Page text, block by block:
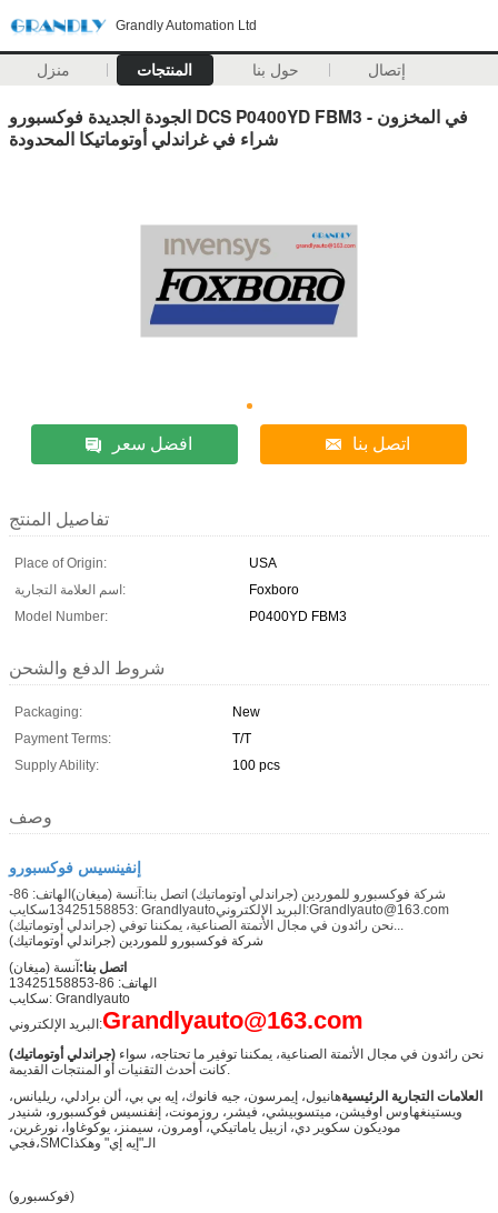
Grandly Automation Ltd
منزل المنتجات حول بنا إتصال
الجودة الجديدة فوكسبورو DCS P0400YD FBM3 في المخزون -
شراء في غراندلي أوتوماتيكا المحدودة
افضل سعر اتصل بنا
تفاصيل المنتج
Place of Origin:
USA
اسم العلامة التجارية:
Foxboro
Model Number:
P0400YD FBM3
شروط الدفع والشحن
Packaging:
New
Payment Terms:
T/T
Supply Ability:
100 pcs
وصف
إنفينسيس فوكسبورو
شركة فوكسبورو للموردين (جراندلي أوتوماتيك) اتصل بنا:آنسة (ميغان)الهاتف: 86-
13425158853سكايب: Grandlyautoالبريد الإلكتروني:Grandlyauto@163.com
(جراندلي أوتوماتيك) نحن رائدون في مجال الأتمتة الصناعية، يمكننا توفي...
شركة فوكسبورو للموردين (جراندلي أوتوماتيك)
اتصل بنا:آنسة (ميغان)
الهاتف: 86-13425158853
سكايب: Grandlyauto
البريد الإلكتروني:Grandlyauto@163.com
(جراندلي أوتوماتيك) نحن رائدون في مجال الأتمتة الصناعية، يمكننا توفير ما تحتاجه، سواء
كانت أحدث التقنيات أو المنتجات القديمة.
العلامات التجارية الرئيسيةهانيول، إيمرسون، جيه فانوك، إيه بي بي، ألن برادلي، ريليانس،
ويستينغهاوس اوفيشن، ميتسوبيشي، فيشر، روزمونت، إنفنسيس فوكسبورو، شنيدر
موديكون سكوير دي، ازبيل ياماتيكي، أومرون، سيمنز، يوكوغاوا، نورغرين،
فجي،SMCالـ"إيه إي" وهكذا
(فوكسبورو)